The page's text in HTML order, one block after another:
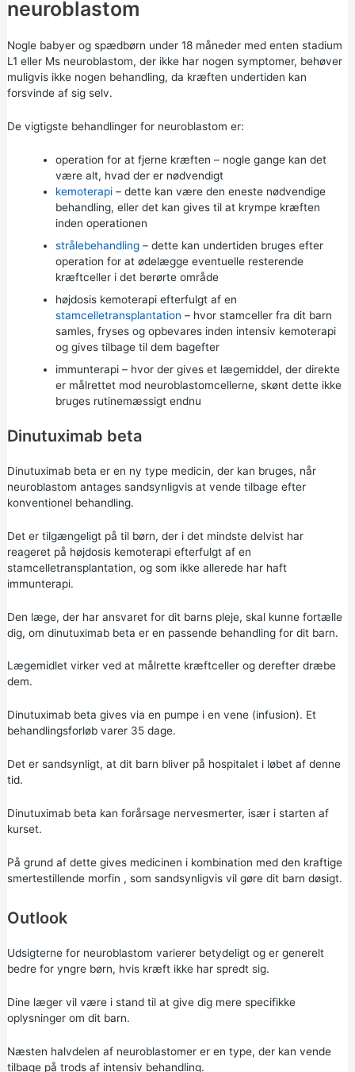
neuroblastom
Nogle babyer og spædbørn under 18 måneder med enten stadium
L1 eller Ms neuroblastom, der ikke har nogen symptomer, behøver
muligvis ikke nogen behandling, da kræften undertiden kan
forsvinde af sig selv.
De vigtigste behandlinger for neuroblastom er:
operation for at fjerne kræften – nogle gange kan det
være alt, hvad der er nødvendigt
kemoterapi– dette kan være den eneste nødvendige
behandling, eller det kan gives til at krympe kræften
inden operationen
strålebehandling– dette kan undertiden bruges efter
operation for at ødelægge eventuelle resterende
kræftceller i det berørte område
højdosis kemoterapi efterfulgt af en
stamcelletransplantation – hvor stamceller fra dit barn
samles, fryses og opbevares inden intensiv kemoterapi
og gives tilbage til dem bagefter
immunterapi – hvor der gives et lægemiddel, der direkte
er målrettet mod neuroblastomcellerne, skønt dette ikke
bruges rutinemæssigt endnu
Dinutuximab beta
Dinutuximab beta er en ny type medicin, der kan bruges, når
neuroblastom antages sandsynligvis at vende tilbage efter
konventionel behandling.
Det er tilgængeligt på til børn, der i det mindste delvist har
reageret på højdosis kemoterapi efterfulgt af en
stamcelletransplantation, og som ikke allerede har haft
immunterapi.
Den læge, der har ansvaret for dit barns pleje, skal kunne fortælle
dig, om dinutuximab beta er en passende behandling for dit barn.
Lægemidlet virker ved at målrette kræftceller og derefter dræbe
dem.
Dinutuximab beta gives via en pumpe i en vene (infusion). Et
behandlingsforløb varer 35 dage.
Det er sandsynligt, at dit barn bliver på hospitalet i løbet af denne
tid.
Dinutuximab beta kan forårsage nervesmerter, især i starten af
kurset.
På grund af dette gives medicinen i kombination med den kraftige
smertestillende morfin , som sandsynligvis vil gøre dit barn døsigt.
Outlook
Udsigterne for neuroblastom varierer betydeligt og er generelt
bedre for yngre børn, hvis kræft ikke har spredt sig.
Dine læger vil være i stand til at give dig mere specifikke
oplysninger om dit barn.
Næsten halvdelen af neuroblastomer er en type, der kan vende
tilbage på trods af intensiv behandling.